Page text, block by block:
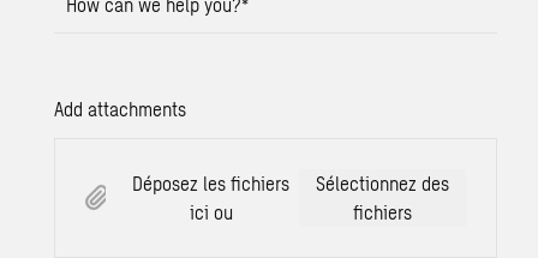
Add attachments
Déposez les fichiers
ici ou
Sélectionnez des
fichiers